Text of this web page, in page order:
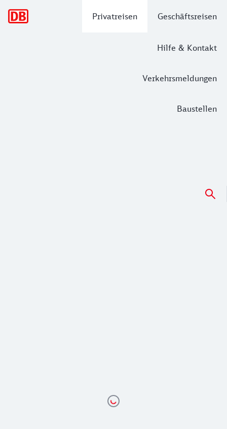
Privatreisen Geschäftsreisen
Hilfe & Kontakt
Verkehrsmeldungen
Baustellen